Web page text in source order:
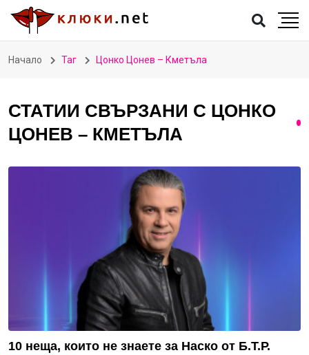
Начало Таг Цонко Цонев – Кметъла
СТАТИИ СВЪРЗАНИ С ЦОНКО
ЦОНЕВ – КМЕТЪЛА
10 неща, които не знаете за Наско от Б.Т.Р.